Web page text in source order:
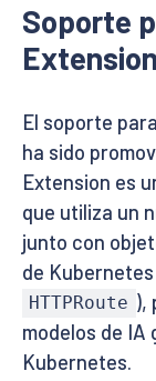
Soporte
El soporte
ha sido
Extension es
que utiliza un
junto con
de
HTTPRoute ),
modelos de
Kubernetes.